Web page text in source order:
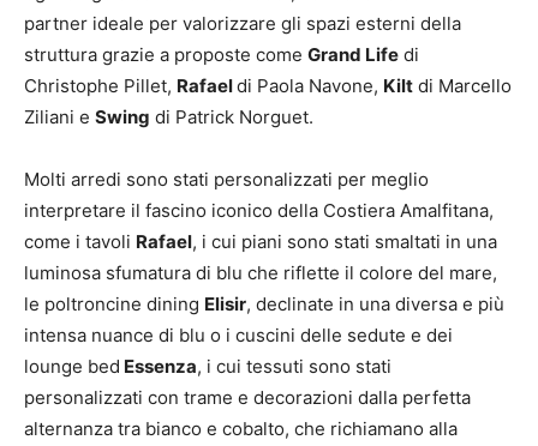
partner ideale per valorizzare gli spazi esterni della
struttura grazie a proposte come Grand Life di
Christophe Pillet, Rafaeldi Paola Navone, Kilt di Marcello
Ziliani e Swing di Patrick Norguet.
Molti arredi sono stati personalizzati per meglio
interpretare il fascino iconico della Costiera Amalfitana,
come i tavoli Rafael, i cui piani sono stati smaltati in una
luminosa sfumatura di blu che riflette il colore del mare,
le poltroncine dining Elisir, declinate in una diversa e più
intensa nuance di blu o i cuscini delle sedute e dei
lounge bed Essenza, i cui tessuti sono stati
personalizzati con trame e decorazioni dalla perfetta
alternanza tra bianco e cobalto, che richiamano alla